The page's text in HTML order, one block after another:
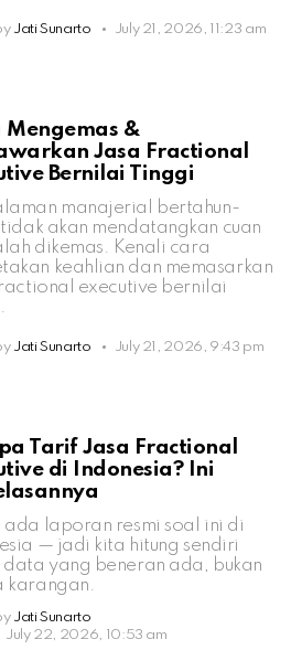
Jati Sunarto July 21, 2026, 11:23 am
Mengemas &
Jasa Fractional
Bernilai Tinggi
manajerial bertahun-
akan mendatangkan cuan
dikemas. Kenali cara
keahlian dan memasarkan
executive bernilai
Jati Sunarto July 21, 2026, 9:43 pm
Tarif Jasa Fractional
di Indonesia? Ini
ada laporan resmi soal ini di
— jadi kita hitung sendiri
data yang beneran ada, bukan
karangan.
Jati Sunarto
July 22, 2026, 10:53 am